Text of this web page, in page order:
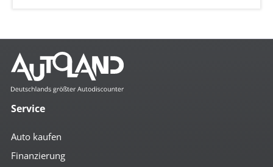
Service
Auto kaufen
Finanzierung